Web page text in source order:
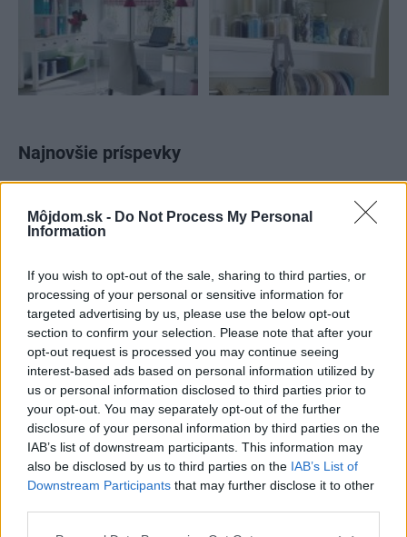
Môjdom.sk - Do Not Process My Personal
Information
If you wish to opt-out of the sale, sharing to third parties, or
processing of your personal or sensitive information for
targeted advertising by us, please use the below opt-out
section to confirm your selection. Please note that after your
opt-out request is processed you may continue seeing
interest-based ads based on personal information utilized by
us or personal information disclosed to third parties prior to
your opt-out. You may separately opt-out of the further
disclosure of your personal information by third parties on the
IAB’s list of downstream participants. This information may
also be disclosed by us to third parties on the IAB’s List of
Downstream Participants that may further disclose it to other
Najnovšie príspevky
Re: Takto sa rieši málo úložného miesta. V tomto byte
stačil jeden prvok | Môjdom.sk
Re: Takto sa rieši málo úložného miesta. V tomto byte
stačil jeden prvok | Môjdom.sk
Dizajn je to nádherný, tá brezová preglejka a čisté línie vyzerajú super.
Ale vždy, keď…
Re: Toto je najväčší mýtus pri ošetrení dreva a môže vás
vyjsť draho. Ako ho ochrániť pred hnitím a škodcami?
clovek by cakal ze vysusene drahe drevo bolo predtym naparovane aby
sa zbavilo zarodkov skodcov...